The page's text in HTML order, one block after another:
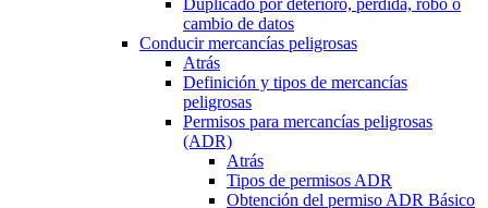
Duplicado por deterioro, pérdida, robo o
cambio de datos
Conducir mercancías peligrosas
Atrás
Definición y tipos de mercancías
peligrosas
Permisos para mercancías peligrosas
(ADR)
Atrás
Tipos de permisos ADR
Obtención del permiso ADR Básico